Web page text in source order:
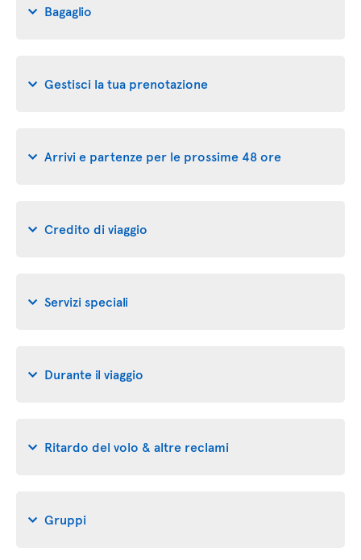
Bagaglio
Gestisci la tua prenotazione
Arrivi e partenze per le prossime 48 ore
Credito di viaggio
Servizi speciali
Durante il viaggio
Ritardo del volo & altre reclami
Gruppi